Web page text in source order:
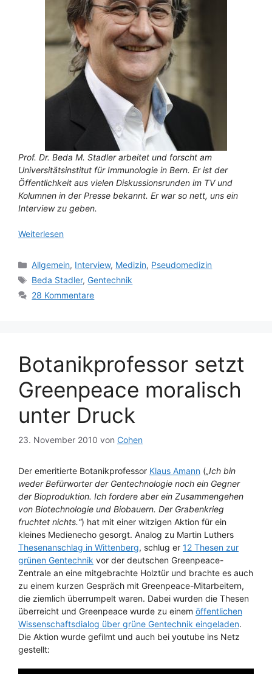
Prof. Dr. Beda M. Stadler arbeitet und forscht am
Universitätsinstitut für Immunologie in Bern. Er ist der
Öffentlichkeit aus vielen Diskussionsrunden im TV und
Kolumnen in der Presse bekannt. Er war so nett, uns ein
Interview zu geben.
Weiterlesen
Kategorien
Allgemein, Interview, Medizin, Pseudomedizin
Schlagwörter
Beda Stadler,Gentechnik
28 Kommentare
Botanikprofessor setzt
Greenpeace moralisch
unter Druck
23. November 2010 von Cohen
Der emeritierte Botanikprofessor Klaus Amann („Ich bin
weder Befürworter der Gentechnologie noch ein Gegner
der Bioproduktion. Ich fordere aber ein Zusammengehen
von Biotechnologie und Biobauern. Der Grabenkrieg
fruchtet nichts.“) hat mit einer witzigen Aktion für ein
kleines Medienecho gesorgt. Analog zu Martin Luthers
Thesenanschlag in Wittenberg, schlug er 12 Thesen zur
grünen Gentechnik vor der deutschen Greenpeace-
Zentrale an eine mitgebrachte Holztür und brachte es auch
zu einem kurzen Gespräch mit Greenpeace-Mitarbeitern,
die ziemlich überrumpelt waren. Dabei wurden die Thesen
überreicht und Greenpeace wurde zu einem öffentlichen
Wissenschaftsdialog über grüne Gentechnik eingeladen.
Die Aktion wurde gefilmt und auch bei youtube ins Netz
gestellt: